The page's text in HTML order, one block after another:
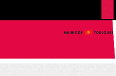
les cookies